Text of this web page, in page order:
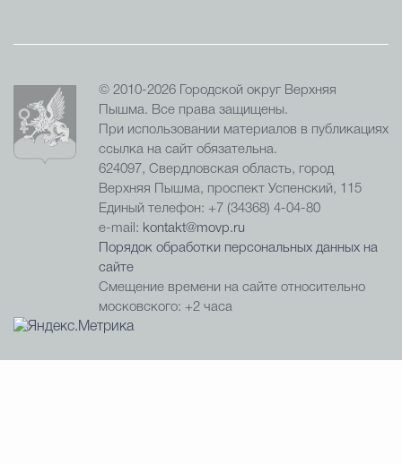
© 2010-2026 Городской округ Верхняя
Пышма. Все права защищены.
При использовании материалов в публикациях
ссылка на сайт обязательна.
624097, Свердловская область, город
Верхняя Пышма, проспект Успенский, 115
Единый телефон: +7 (34368) 4-04-80
e-mail: kontakt@movp.ru
Порядок обработки персональных данных на
сайте
Смещение времени на сайте относительно
московского: +2 часа